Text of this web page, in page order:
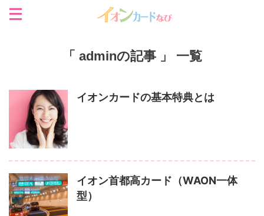
「 adminの記事 」 一覧
イオンカードの基本特典とは
イオン首都高カード（WAON一体
型）